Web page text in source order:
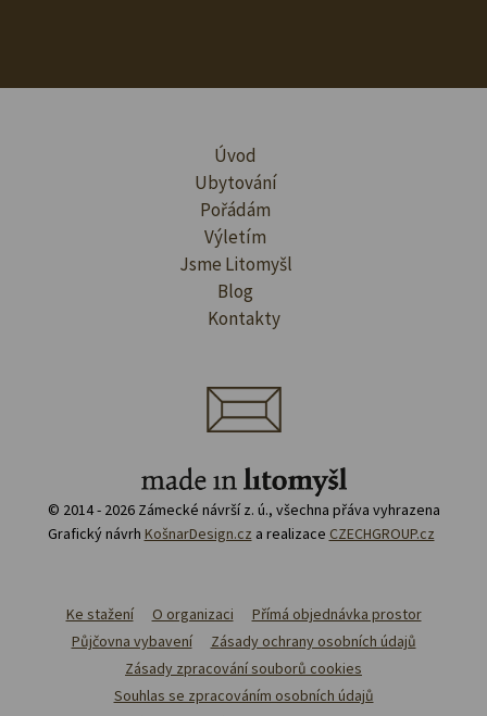
Úvod
Ubytování
Pořádám
Výletím
Jsme Litomyšl
Blog
Kontakty
© 2014 - 2026 Zámecké návrší z. ú., všechna přáva vyhrazena
Grafický návrh KošnarDesign.cz a realizace CZECHGROUP.cz
Ke stažení O organizaci
Přímá objednávka prostor
Půjčovna vybavení
Zásady ochrany osobních údajů
Zásady zpracování souborů cookies
Souhlas se zpracováním osobních údajů